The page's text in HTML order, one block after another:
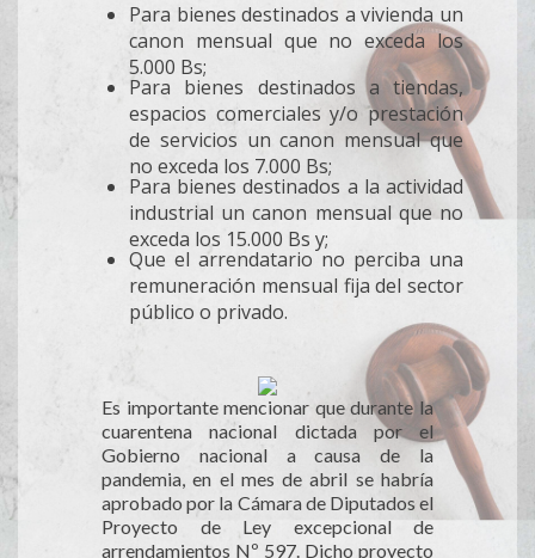
Para bienes destinados a vivienda un
canon mensual que no exceda los
5.000 Bs;
Para bienes destinados a tiendas,
espacios comerciales y/o prestación
de servicios un canon mensual que
no exceda los 7.000 Bs;
Para bienes destinados a la actividad
industrial un canon mensual que no
exceda los 15.000 Bs y;
Que el arrendatario no perciba una
remuneración mensual fija del sector
público o privado.
Es importante mencionar que durante la
cuarentena nacional dictada por el
Gobierno nacional a causa de la
pandemia, en el mes de abril se habría
aprobado por la Cámara de Diputados el
Proyecto de Ley excepcional de
arrendamientos Nº 597. Dicho proyecto